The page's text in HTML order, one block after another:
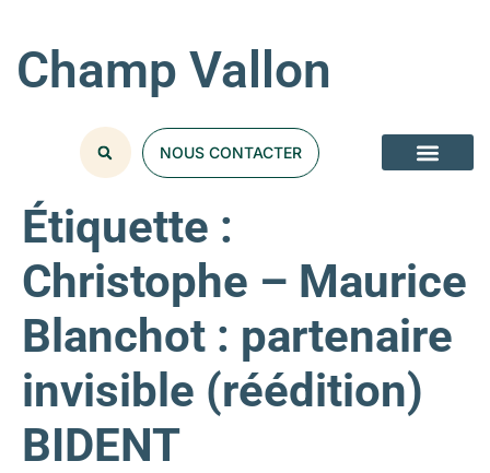
Champ Vallon
NOUS CONTACTER
Étiquette :
Christophe – Maurice
Blanchot : partenaire
invisible (réédition)
BIDENT